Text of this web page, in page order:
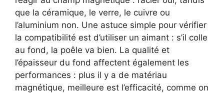
que la céramique, le verre, le cuivre ou
l’aluminium non. Une astuce simple pour vérifier
la compatibilité est d’utiliser un aimant : s’il colle
au fond, la poêle va bien. La qualité et
l’épaisseur du fond affectent également les
performances : plus il y a de matériau
magnétique, meilleure est l’efficacité, comme on